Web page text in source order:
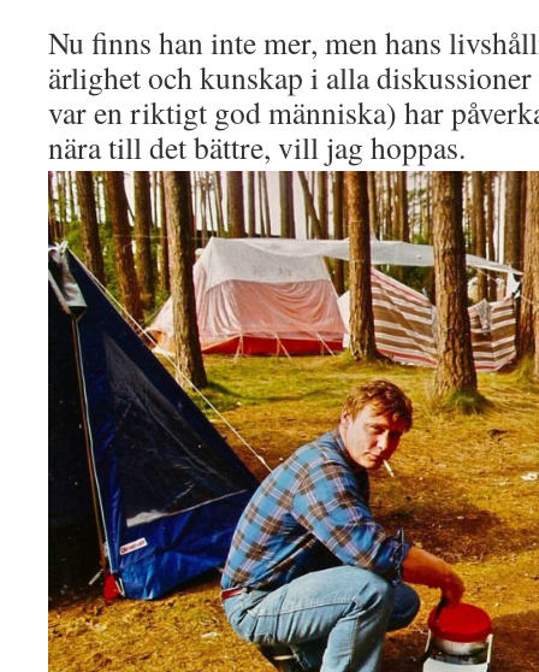
Nu finns han inte mer, men hans
ärlighet och kunskap i alla
var en riktigt god människa) har
nära till det bättre, vill jag hoppas.